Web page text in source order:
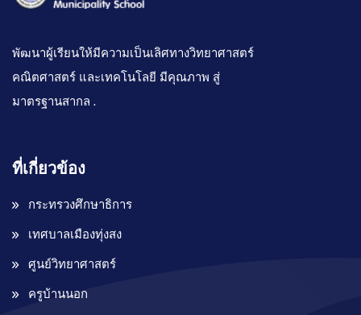
พัฒนาผู้เรียนให้มีความเป็นเลิศทางวิทยาศาสตร์
คณิตศาสตร์ และเทคโนโลยี มีคุณภาพ สู่
มาตรฐานสากล .
ที่เกี่ยวข้อง
กระทรวงศึกษาธิการ
เทศบาลเมืองทุ่งสง
ศูนย์วิทยาศาสตร์
ครูบ้านนอก